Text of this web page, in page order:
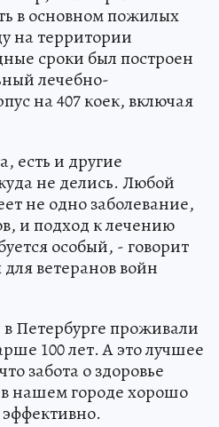
в основном пожилых
на территории
сроки был построен
лечебно-
на 407 коек, включая
есть и другие
не делись. Любой
не одно заболевание,
и подход к лечению
особый, - говорит
ветеранов войн
Петербурге проживали
100 лет. А это лучшее
забота о здоровье
нашем городе хорошо